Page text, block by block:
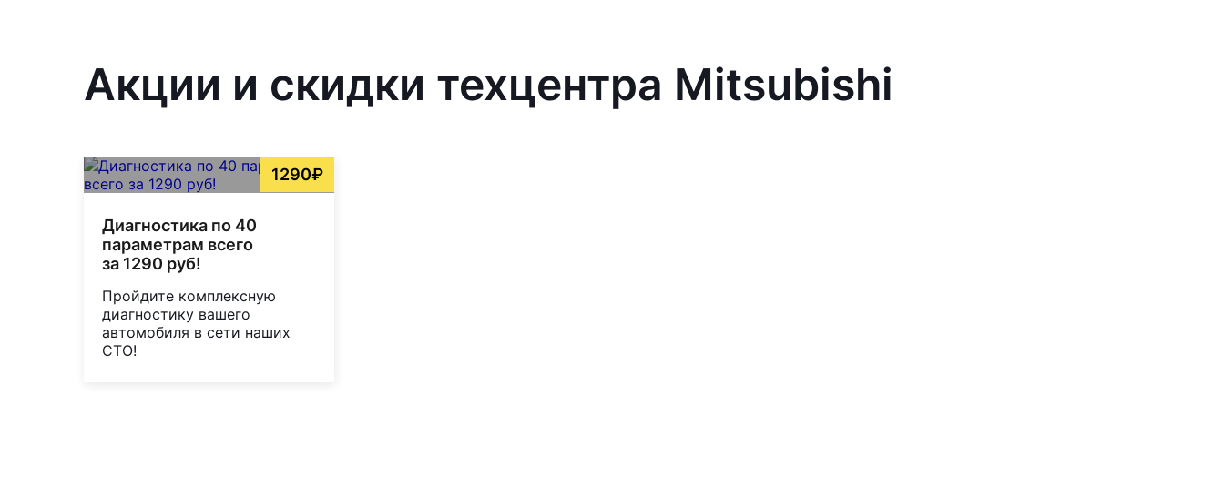
Акции и скидки техцентра Mitsubishi
1290₽
Диагностика по 40
параметрам всего
за 1290 руб!
Пройдите комплексную
диагностику вашего
автомобиля в сети наших
СТО!